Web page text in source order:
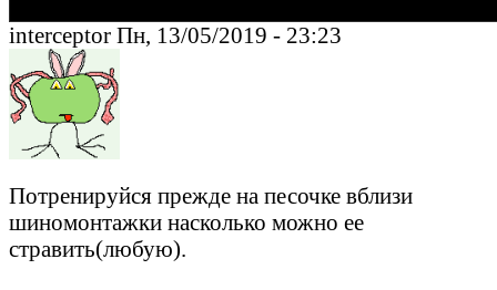
interceptor Пн, 13/05/2019 - 23:23
Потренируйся прежде на песочке вблизи
шиномонтажки насколько можно ее
стравить(любую).